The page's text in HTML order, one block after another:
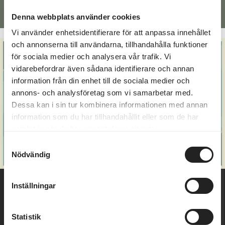
Denna webbplats använder cookies
Vi använder enhetsidentifierare för att anpassa innehållet
och annonserna till användarna, tillhandahålla funktioner
för sociala medier och analysera vår trafik. Vi
vidarebefordrar även sådana identifierare och annan
information från din enhet till de sociala medier och
annons- och analysföretag som vi samarbetar med.
Dessa kan i sin tur kombinera informationen med annan
information som du har tillhandahållit eller som de har
Nödvändig
Inställningar
Statistik